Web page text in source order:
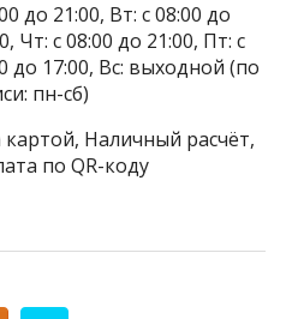
до 21:00, Вт: с 08:00 до
Чт: с 08:00 до 21:00, Пт: с
до 17:00, Вс: выходной (по
пн-сб)
Наличный расчёт,
по QR-коду